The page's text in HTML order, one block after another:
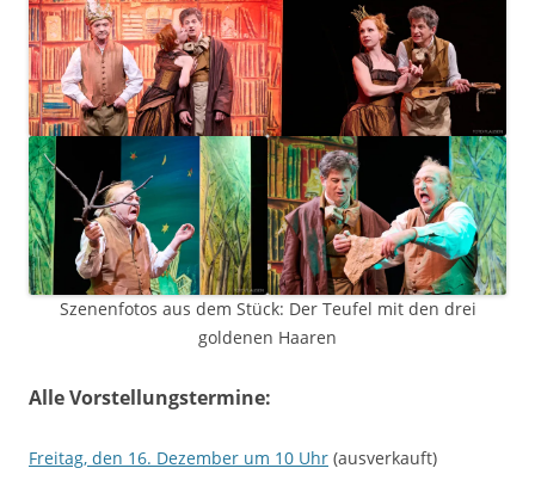
Szenenfotos aus dem Stück: Der Teufel mit den drei
goldenen Haaren
Alle Vorstellungstermine:
Freitag, den 16. Dezember um 10 Uhr (ausverkauft)